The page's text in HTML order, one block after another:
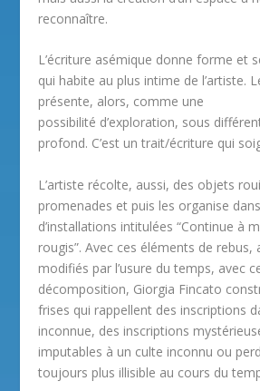
reconnaître.
L’écriture asémique donne forme et
qui habite au plus intime de l’artiste.
présente, alors, comme une
possibilité d’exploration, sous
profond. C’est un trait/écriture qui
L’artiste récolte, aussi, des objets
promenades et puis les organise
d’installations intitulées “Continue à
rougis”. Avec ces éléments de rebus,
modifiés par l’usure du temps, avec
décomposition, Giorgia Fincato
frises qui rappellent des inscriptions
inconnue, des inscriptions
imputables à un culte inconnu ou
toujours plus illisible au cours du